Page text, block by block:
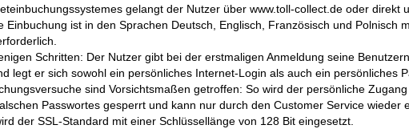
gelangt der Nutzer über www.toll-collect.de oder direkt
Einbuchung ist in den Sprachen Deutsch, Englisch, Französisch und Polnisch
Schritten: Der Nutzer gibt bei der erstmaligen Anmeldung seine
legt er sich sowohl ein persönliches Internet-Login als auch ein persönliches
sind Vorsichtsmaßen getroffen: So wird der persönliche
Passwortes gesperrt und kann nur durch den Customer Service wieder
der SSL-Standard mit einer Schlüssellänge von 128 Bit eingesetzt.